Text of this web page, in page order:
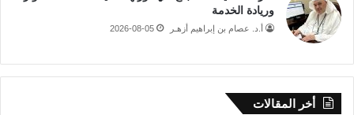
وريادة الخدمة
أ.د. عصام بن إبراهيم أزهـر 2026-08-05
أخر المقالات